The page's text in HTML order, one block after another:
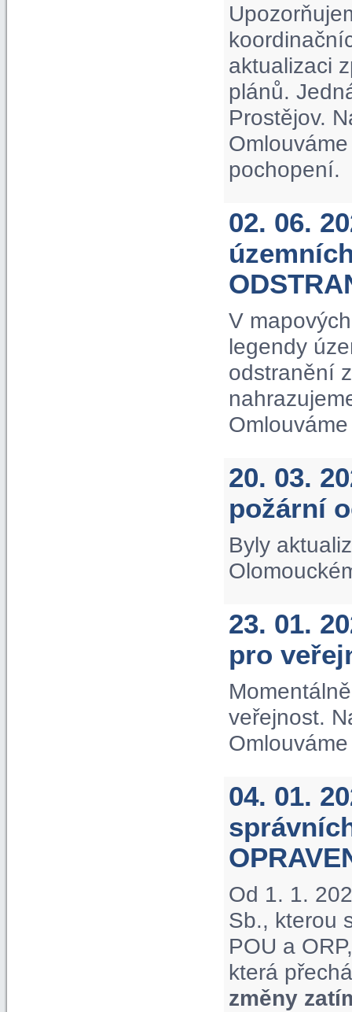
aktualizaci
plánů.
Prostějov.
pochopení.
02. 06.
V
legendy
odstranění
20. 03.
požární
Byly
23. 01.
pro
veřejnost.
04. 01.
Od 1. 1.
Sb., kterou
POU a
která
změny